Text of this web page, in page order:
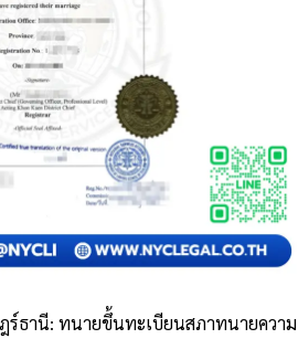
ร์ธานี: ทนายขึ้นทะเบียนสภาทนายความ